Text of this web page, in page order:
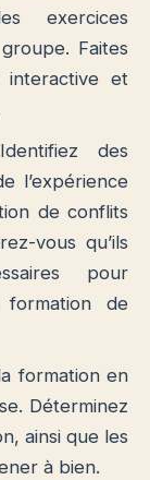
exercices
Faites
et
des
l’expérience
de conflits
vous qu’ils
pour
de
formation en
Déterminez
ainsi que les
à bien.